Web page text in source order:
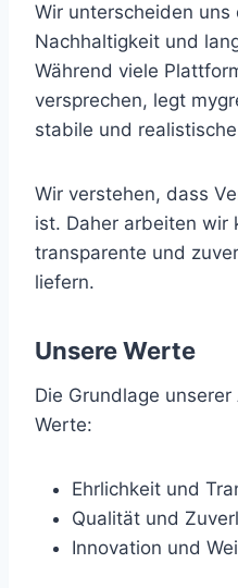
Wir unterscheiden uns
Nachhaltigkeit und
Während viele
versprechen, legt
stabile und
Wir verstehen, dass
ist. Daher arbeiten wir
transparente und
liefern.
Unsere Werte
Die Grundlage
Werte:
Ehrlichkeit und
Qualität und
Innovation und